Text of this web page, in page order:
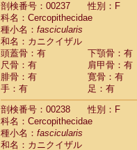
剖検番号：00237
性別：F
科名：Cercopithecidae
種小名： fascicularis
和名：カニクイザル
頭蓋骨：有
下顎骨：有
尺骨：有
肩甲骨：有
腓骨：有
寛骨：有
手：有
足：有
剖検番号：00238
性別：F
科名：Cercopithecidae
種小名： fascicularis
和名：カニクイザル